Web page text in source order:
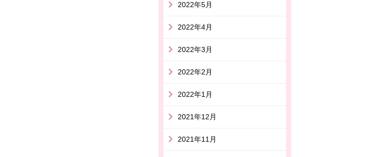
2022年5月
2022年4月
2022年3月
2022年2月
2022年1月
2021年12月
2021年11月